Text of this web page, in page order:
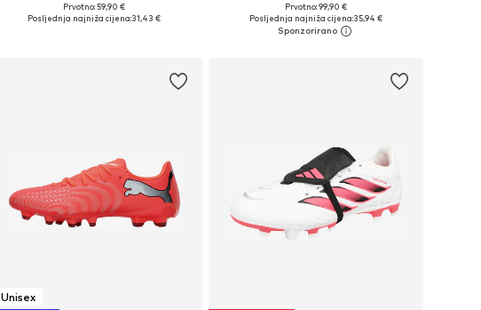
Dostupno u više veličina
Prvotno: 59,90 €
Posljednja najniža cijena:31,43 €
Dostupne veličine: 41, 42, 43, 44, 45, 46
Dodaj u košaricu
Prvotno: 99,90 €
Posljednja najniža cijena:35,94 €
Unisex